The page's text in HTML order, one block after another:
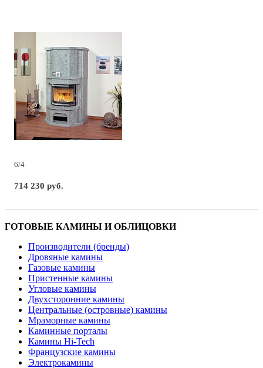
6/4
714 230 руб.
ГОТОВЫЕ КАМИНЫ И ОБЛИЦОВКИ
Производители (бренды)
Дровяные камины
Газовые камины
Пристенные камины
Угловые камины
Двухсторонние камины
Центральные (островные) камины
Мраморные камины
Каминные порталы
Камины Hi-Tech
Французские камины
Электрокамины